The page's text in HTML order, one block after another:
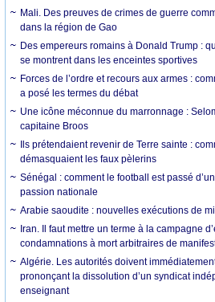
Mali. Des preuves de crimes de guerre
dans la région de Gao
Des empereurs romains à Donald Trump :
se montrent dans les enceintes sportives
Forces de l’ordre et recours aux armes :
a posé les termes du débat
Une icône méconnue du marronnage :
capitaine Broos
Ils prétendaient revenir de Terre sainte :
démasquaient les faux pèlerins
Sénégal : comment le football est passé
passion nationale
Arabie saoudite : nouvelles exécutions de
Iran. Il faut mettre un terme à la campagne
condamnations à mort arbitraires de
Algérie. Les autorités doivent
prononçant la dissolution d’un syndicat
enseignant